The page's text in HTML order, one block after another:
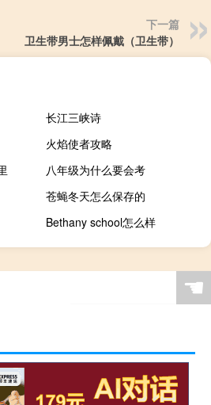
下一篇
卫生带男士怎样佩戴（卫生带）
长江三峡诗
火焰使者攻略
八年级为什么要会考
苍蝇冬天怎么保存的
Bethany school怎么样
☚